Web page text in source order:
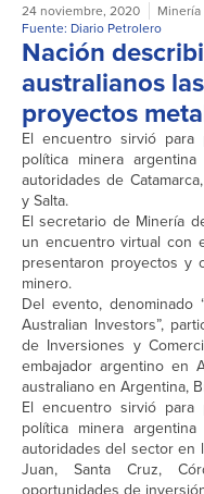
24 noviembre, 2020
Fuente: Diario Petrolero
Nación
australianos
proyectos
El encuentro sirvió para
política minera
autoridades de
y Salta.
El secretario de Minería
un encuentro virtual con
presentaron proyectos y
minero.
Del evento, denominado
Australian Investors”,
de Inversiones y
embajador argentino en
australiano en Argentina,
El encuentro sirvió para
política minera
autoridades del sector en
Juan, Santa Cruz,